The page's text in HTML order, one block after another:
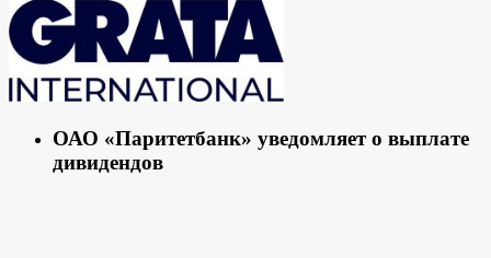
ОАО «Паритетбанк» уведомляет о выплате
дивидендов